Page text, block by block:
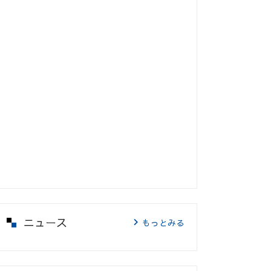
ニュース もっとみる